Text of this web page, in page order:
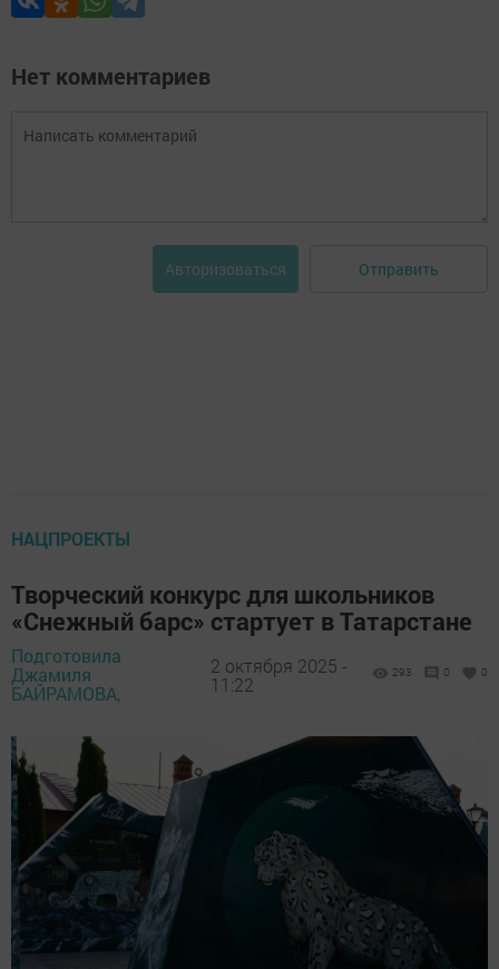
Нет комментариев
Авторизоваться Отправить
НАЦПРОЕКТЫ
Творческий конкурс для школьников
«Снежный барс» стартует в Татарстане
Подготовила
Джамиля
БАЙРАМОВА,
2 октября 2025 -
11:22
293 0 0